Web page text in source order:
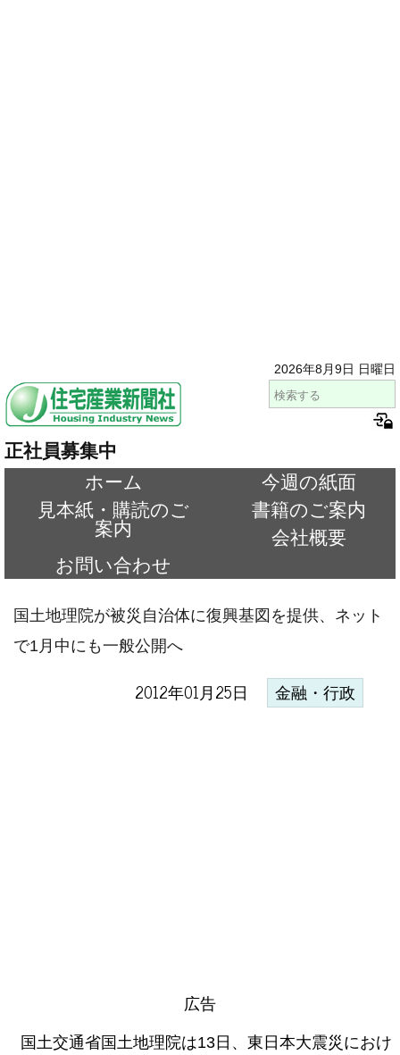
2026年8月9日 日曜日
正社員募集中
ホーム
今週の紙面
見本紙・購読のご
案内
書籍のご案内
会社概要
お問い合わせ
国土地理院が被災自治体に復興基図を提供、ネット
で1月中にも一般公開へ
2012年01月25日 金融・行政
広告
国土交通省国土地理院は13日、東日本大震災におけ